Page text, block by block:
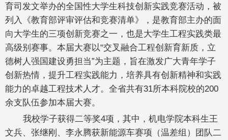
育司发文举办的全国性大学生科技创新实践竞赛活动，被
列入《教育部评审评估和竞赛清单》，是教育部主办的面
向大学生的三项创新竞赛之一，也是大学生工程实践类最
高级别赛事。本届大赛以“交叉融合工程创新育新质，立
德树人强国建设勇担当”为主题，旨在激发广大青年学子
创新热情，提升工程实践能力，培养具有创新精神和实践
能力的卓越工程技术人才。全省共有31所本科院校的200
余支队伍参加本届大赛。
我校学子获得二等奖4项，其中，机电学院本科生王
文兵、张继刚、李永腾获新能源车赛项（温差组）团队二